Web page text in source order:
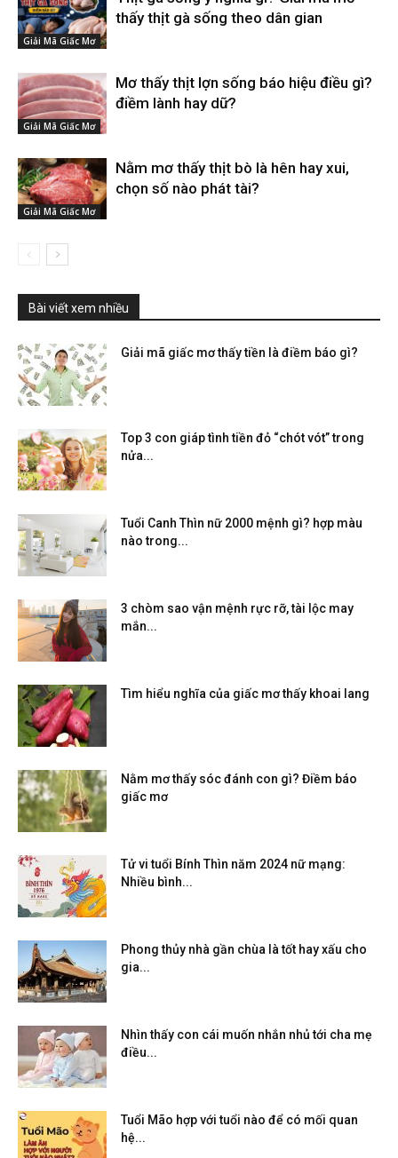
Giải Mã Giấc Mơ
thấy thịt gà sống theo dân gian
Giải Mã Giấc Mơ
Mơ thấy thịt lợn sống báo hiệu điều gì?
điềm lành hay dữ?
Giải Mã Giấc Mơ
Nằm mơ thấy thịt bò là hên hay xui,
chọn số nào phát tài?
Bài viết xem nhiều
Giải mã giấc mơ thấy tiền là điềm báo gì?
Top 3 con giáp tình tiền đỏ “chót vót” trong
nửa...
Tuổi Canh Thìn nữ 2000 mệnh gì? hợp màu
nào trong...
3 chòm sao vận mệnh rực rỡ, tài lộc may
mắn...
Tìm hiểu nghĩa của giấc mơ thấy khoai lang
Nằm mơ thấy sóc đánh con gì? Điềm báo
giấc mơ
Tử vi tuổi Bính Thìn năm 2024 nữ mạng:
Nhiều bình...
Phong thủy nhà gần chùa là tốt hay xấu cho
gia...
Nhìn thấy con cái muốn nhắn nhủ tới cha mẹ
điều...
Tuổi Mão hợp với tuổi nào để có mối quan
hệ...